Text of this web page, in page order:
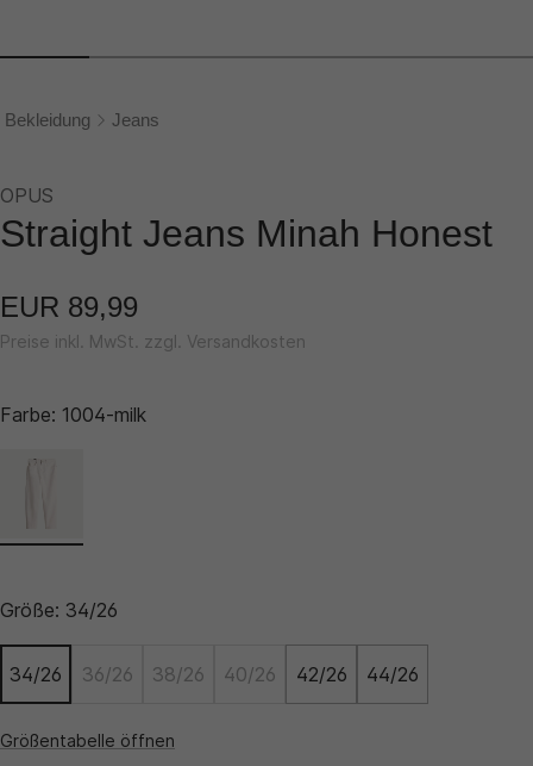
Bekleidung Jeans
OPUS
Straight Jeans Minah Honest
EUR 89,99
Preise inkl. MwSt. zzgl. Versandkosten
Farbe: 1004-milk
Größe: 34/26
34/26 36/26 38/26 40/26 42/26 44/26
Größentabelle öffnen